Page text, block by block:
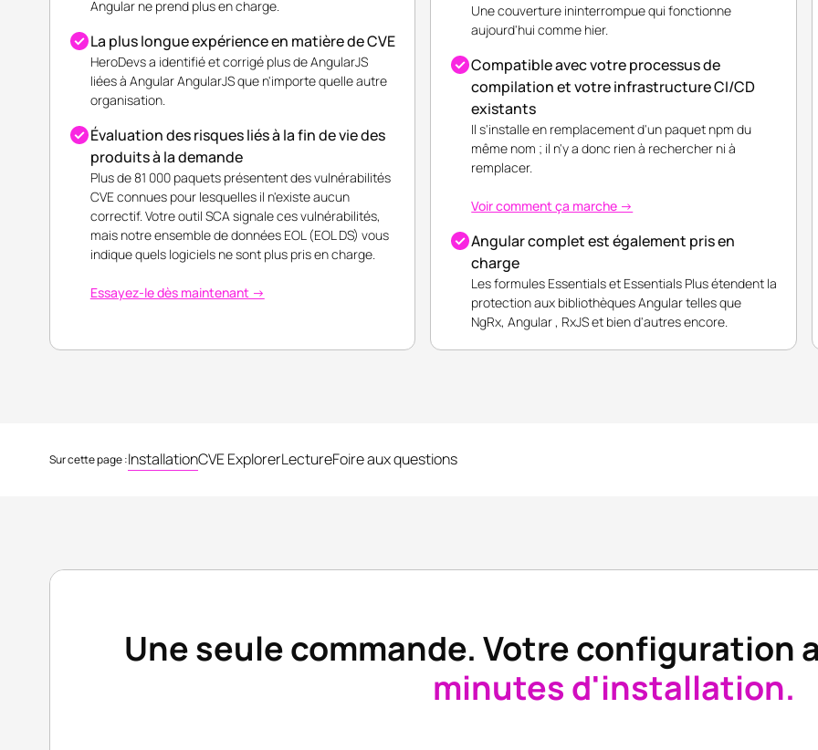
Angular ne prend plus en charge.
La plus longue expérience en matière de CVE
HeroDevs a identifié et corrigé plus de AngularJS
liées à Angular AngularJS que n'importe quelle autre
organisation.
Évaluation des risques liés à la fin de vie des
produits à la demande
Plus de 81 000 paquets présentent des vulnérabilités
CVE connues pour lesquelles il n'existe aucun
correctif. Votre outil SCA signale ces vulnérabilités,
mais notre ensemble de données EOL (EOL DS) vous
indique quels logiciels ne sont plus pris en charge.
Essayez-le dès maintenant →
Une couverture ininterrompue qui fonctionne
aujourd'hui comme hier.
Compatible avec votre processus de
compilation et votre infrastructure CI/CD
existants
Il s'installe en remplacement d'un paquet npm du
même nom ; il n'y a donc rien à rechercher ni à
remplacer.
Voir comment ça marche →
Angular complet est également pris en
charge
Les formules Essentials et Essentials Plus étendent la
protection aux bibliothèques Angular telles que
NgRx, Angular , RxJS et bien d'autres encore.
Sur cette page :InstallationCVE ExplorerLectureFoire aux questions
Une seule commande. Votre configuration
minutes d'installation.